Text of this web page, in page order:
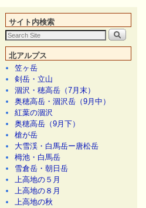
サイト内検索
北アルプス
笠ヶ岳
剣岳・立山
涸沢・穂高岳（7月末）
奥穂高岳・涸沢岳（9月中）
紅葉の涸沢
奥穂高岳（9月下）
槍が岳
大雪渓・白馬岳ー唐松岳
栂池・白馬岳
雪倉岳・朝日岳
上高地の５月
上高地の８月
上高地の秋